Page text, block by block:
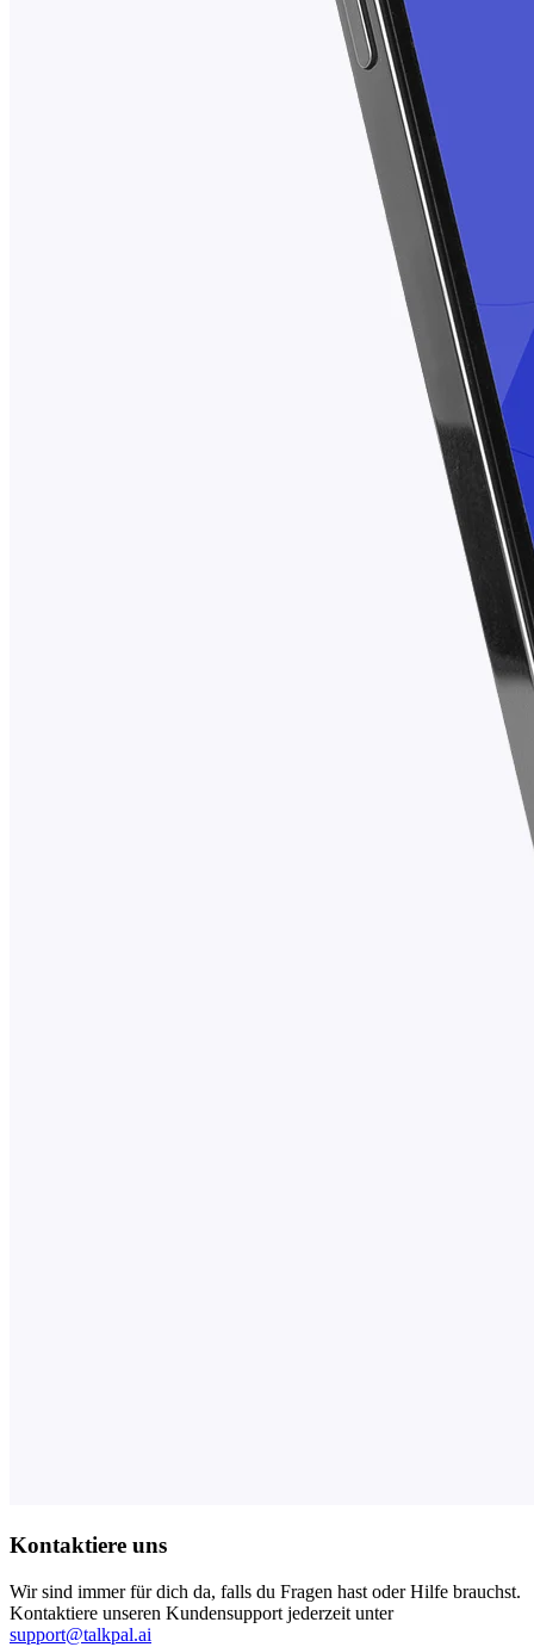
Kontaktiere uns
Wir sind immer für dich da, falls du Fragen hast oder Hilfe brauchst.
Kontaktiere unseren Kundensupport jederzeit unter
support@talkpal.ai